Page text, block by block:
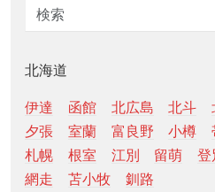
北海道
伊達 函館 北広島 北斗
夕張
室蘭 富良野 小樽
札幌
根室 江別 留萌 登
網走
苫小牧 釧路